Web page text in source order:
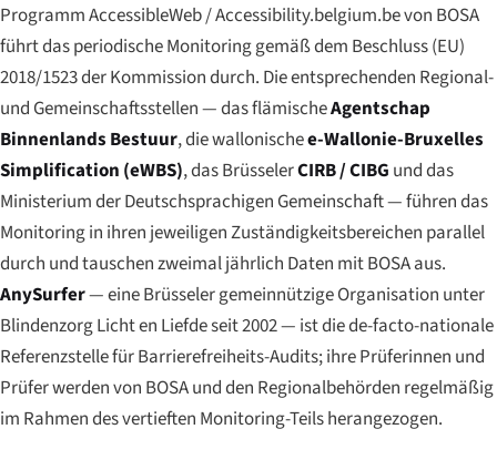
Programm AccessibleWeb / Accessibility.belgium.be von BOSA
führt das periodische Monitoring gemäß dem Beschluss (EU)
2018/1523 der Kommission durch. Die entsprechenden Regional-
und Gemeinschaftsstellen — das flämischeAgentschap
Binnenlands Bestuur, die wallonischee-Wallonie-Bruxelles
Simplification (eWBS), das BrüsselerCIRB / CIBG und das
Ministerium der Deutschsprachigen Gemeinschaft — führen das
Monitoring in ihren jeweiligen Zuständigkeitsbereichen parallel
durch und tauschen zweimal jährlich Daten mit BOSA aus.
AnySurfer— eine Brüsseler gemeinnützige Organisation unter
Blindenzorg Licht en Liefde seit 2002 — ist die de-facto-nationale
Referenzstelle für Barrierefreiheits-Audits; ihre Prüferinnen und
Prüfer werden von BOSA und den Regionalbehörden regelmäßig
im Rahmen des vertieften Monitoring-Teils herangezogen.